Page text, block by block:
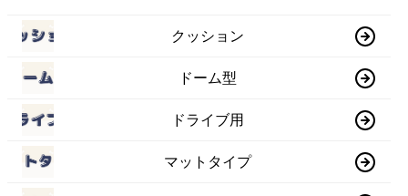
クッション
ドーム型
ドライブ用
マットタイプ